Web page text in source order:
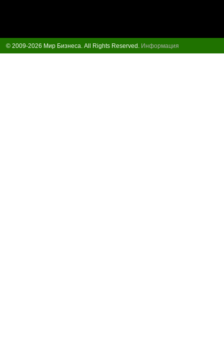
© 2009-2026 Мир Бизнеса. All Rights Reserved. Информация